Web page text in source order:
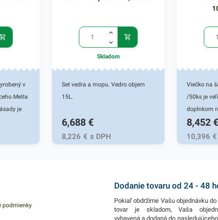
v
je
z
je
Skladom
Set vedra a mopu. Vedro objem
15L.
6,688 €
8,226 € s DPH
Viečko na
/50ks je
doplnkom
iných
Viečko je
zatváranie
rôzne teplé
8,452 €
10,396 €
podmienky
Dodanie tovaru od 24 - 48
Pokiaľ obdržíme Vašu objednávku do
tovar je skladom, Vaša
vybavená a dodaná do